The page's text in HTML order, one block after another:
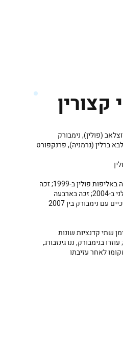
קצורין
(פולין), נימבורק
ברלין (גרמניה), פרנקפורט
תארים: זכה באליפות פולין ב-1999; זכה
בגביע הפולני ב-2004; זכה בארבעה
דאבלים צ’כיים עם נימבורק בין 2007
שתי קדנציות שונות
בנימבורק, ננו גינזבורג,
לאחר עזיבתו